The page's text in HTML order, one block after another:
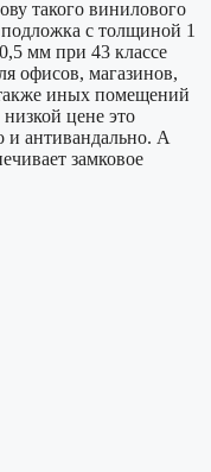
такого винилового
с толщиной 1
мм при 43 классе
офисов, магазинов,
иных помещений
цене это
и антивандально. А
замковое